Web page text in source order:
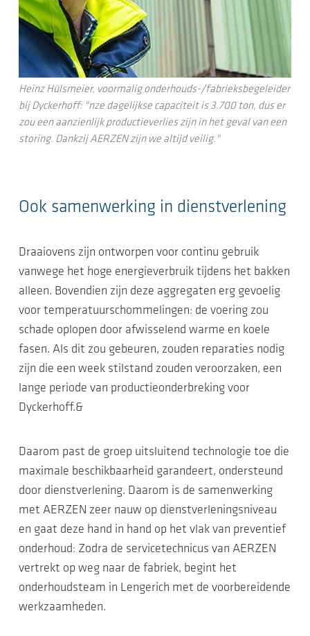
Heinz Hülsmeier, voormalig onderhouds-/fabrieksbegeleider
bij Dyckerhoff: "nze dagelijkse capaciteit is 3.700 ton, dus er
zou een aanzienlijk productieverlies zijn in het geval van een
storing. Dankzij AERZEN zijn we altijd veilig."
Ook samenwerking in dienstverlening
Draaiovens zijn ontworpen voor continu gebruik
vanwege het hoge energieverbruik tijdens het bakken
alleen. Bovendien zijn deze aggregaten erg gevoelig
voor temperatuurschommelingen: de voering zou
schade oplopen door afwisselend warme en koele
fasen. Als dit zou gebeuren, zouden reparaties nodig
zijn die een week stilstand zouden veroorzaken, een
lange periode van productieonderbreking voor
Dyckerhoff.&
Daarom past de groep uitsluitend technologie toe die
maximale beschikbaarheid garandeert, ondersteund
door dienstverlening. Daarom is de samenwerking
met AERZEN zeer nauw op dienstverleningsniveau
en gaat deze hand in hand op het vlak van preventief
onderhoud: Zodra de servicetechnicus van AERZEN
vertrekt op weg naar de fabriek, begint het
onderhoudsteam in Lengerich met de voorbereidende
werkzaamheden.